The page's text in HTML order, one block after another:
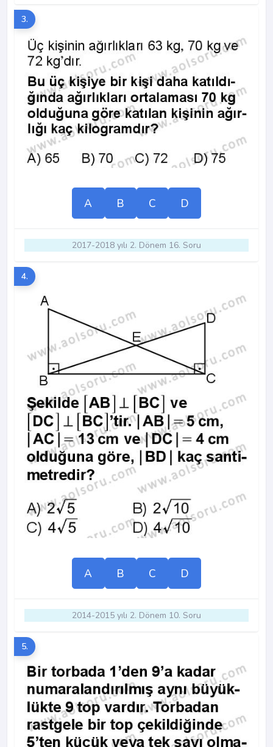
3.
A B C D
2017-2018 yılı 2. Dönem 16. Soru
4.
A B C D
2014-2015 yılı 2. Dönem 10. Soru
5.